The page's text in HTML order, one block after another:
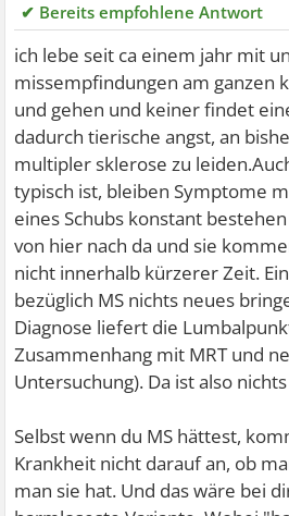
✔ Bereits empfohlene Antwort
ich lebe seit ca einem jahr mit
missempfindungen am ganzen
und gehen und keiner findet
dadurch tierische angst, an
multipler sklerose zu
typisch ist, bleiben Symptome
eines Schubs konstant
von hier nach da und sie
nicht innerhalb kürzerer Zeit.
bezüglich MS nichts neues
Diagnose liefert die
Zusammenhang mit MRT und
Untersuchung). Da ist also
Selbst wenn du MS hättest,
Krankheit nicht darauf an, ob
man sie hat. Und das wäre bei